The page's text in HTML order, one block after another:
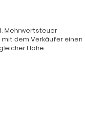
Mehrwertsteuer
dem Verkäufer einen
Höhe